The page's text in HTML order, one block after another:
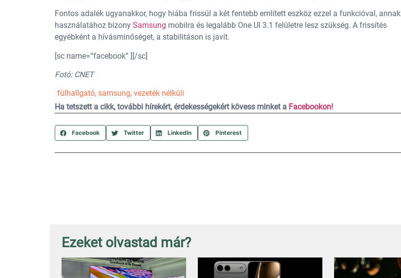
Fontos adalék ugyanakkor, hogy hiába frissül a két fentebb említett eszköz ezzel a funkcióval, annak
használatához bizony Samsung mobilra és legalább One UI 3.1 felületre lesz szükség. A frissítés
egyébként a hívásminőséget, a stabilitáson is javít.
[sc name=”facebook” ][/sc]
Fotó: CNET
fülhallgató, samsung, vezeték nélküli
Ha tetszett a cikk, további hírekért, érdekességekért kövess minket a Facebookon!
Facebook Twitter LinkedIn Pinterest
Ezeket olvastad már?